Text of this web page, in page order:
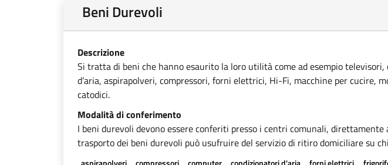
Beni Durevoli
Descrizione
Si tratta di beni che hanno esaurito la loro utilità come ad esempio
d’aria, aspirapolveri, compressori, forni elettrici, Hi-Fi, macchine per cucire,
catodici.
Modalità di conferimento
I beni durevoli devono essere conferiti presso i centri comunali,
trasporto dei beni durevoli può usufruire del servizio di ritiro domiciliare su